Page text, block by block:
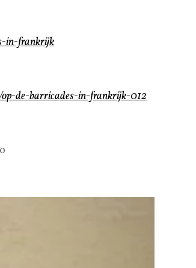
in-frankrijk
de-barricades-in-frankrijk-012